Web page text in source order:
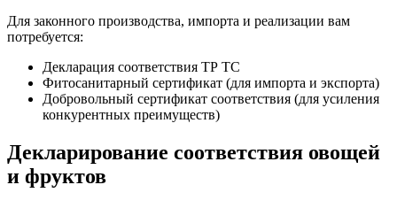
Для законного производства, импорта и реализации вам
потребуется:
Декларация соответствия ТР ТС
Фитосанитарный сертификат (для импорта и экспорта)
Добровольный сертификат соответствия (для усиления
конкурентных преимуществ)
Декларирование соответствия овощей
и фруктов